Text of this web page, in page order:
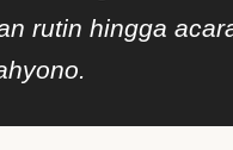
rutin hingga